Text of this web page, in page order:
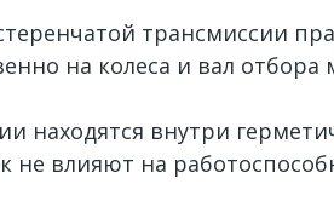
трансмиссии
на колеса и вал
находятся внутри
влияют на